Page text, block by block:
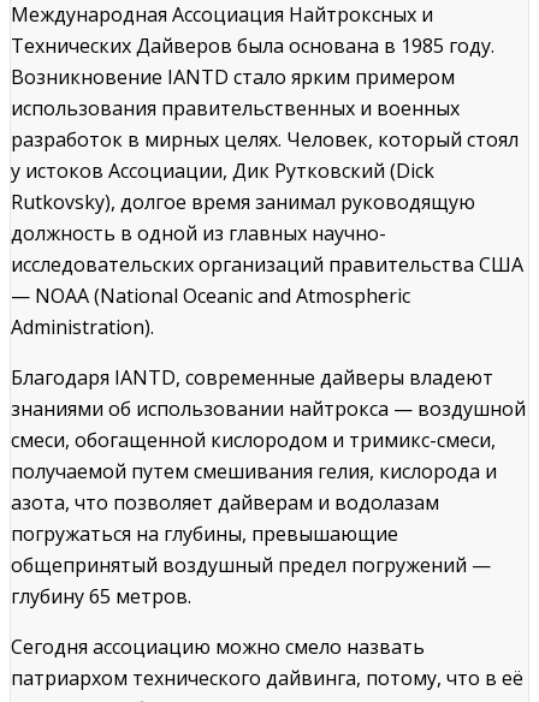
Международная Ассоциация Найтроксных и
Технических Дайверов была основана в 1985 году.
Возникновение IANTD стало ярким примером
использования правительственных и военных
разработок в мирных целях. Человек, который стоял
у истоков Ассоциации, Дик Рутковский (Dick
Rutkovsky), долгое время занимал руководящую
должность в одной из главных научно-
исследовательских организаций правительства США
— NOAA (National Oceanic and Atmospheric
Administration).
Благодаря IANTD, современные дайверы владеют
знаниями об использовании найтрокса — воздушной
смеси, обогащенной кислородом и тримикс-смеси,
получаемой путем смешивания гелия, кислорода и
азота, что позволяет дайверам и водолазам
погружаться на глубины, превышающие
общепринятый воздушный предел погружений —
глубину 65 метров.
Сегодня ассоциацию можно смело назвать
патриархом технического дайвинга, потому, что в её